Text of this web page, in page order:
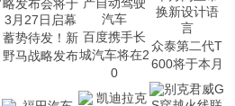
蓄势待发！新
野马战略发布
百度携手长
城汽车将在2
0
众泰第二代T
600将于本月